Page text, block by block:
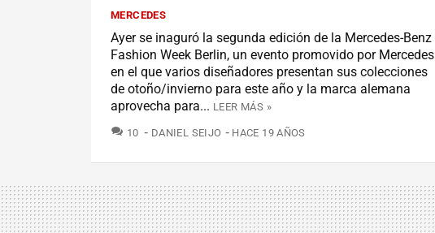
MERCEDES
Ayer se inaguró la segunda edición de la Mercedes-Benz
Fashion Week Berlin, un evento promovido por Mercedes
en el que varios diseñadores presentan sus colecciones
de otoño/invierno para este año y la marca alemana
aprovecha para... LEER MÁS »
10 COMENTARIOS
DANIEL SEIJO HACE 19 AÑOS